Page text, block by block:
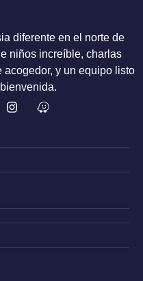
diferente en el norte de
niños increíble, charlas
acogedor, y un equipo listo